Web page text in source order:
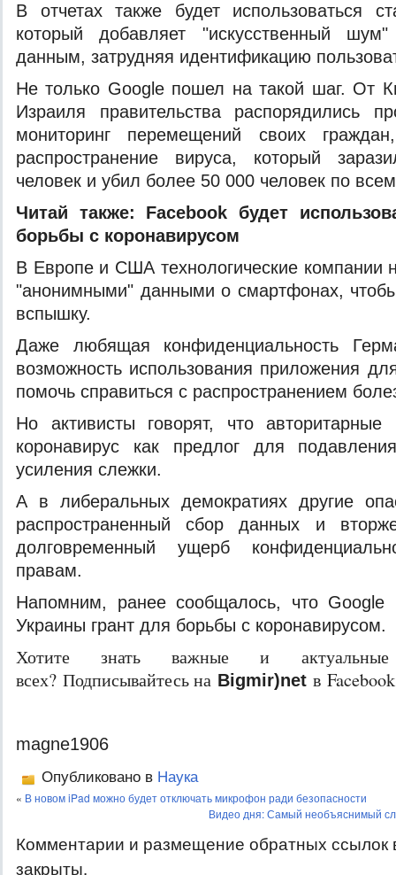
В отчетах также будет использоваться
который добавляет "искусственный
данным, затрудняя идентификацию
Не только Google пошел на такой шаг. От
Израиля правительства распорядились
мониторинг перемещений своих
распространение вируса, который
человек и убил более 50 000 человек по
Читай также: Facebook будет
борьбы с коронавирусом
В Европе и США технологические компании
"анонимными" данными о смартфонах,
вспышку.
Даже любящая конфиденциальность
возможность использования приложения
помочь справиться с распространением
Но активисты говорят, что
коронавирус как предлог для
усиления слежки.
А в либеральных демократиях другие
распространенный сбор данных и
долговременный ущерб
правам.
Напомним, ранее сообщалось, что Google
Украины грант для борьбы с коронавирусом.
Хотите знать важные и
всех? Подписывайтесь на Bigmir)net в
magne1906
Опубликовано в Наука
« В новом iPad можно будет отключать микрофон ради безопасности
Видео дня: Самый необъяснимый
Комментарии и размещение обратных ссылок
закрыты.